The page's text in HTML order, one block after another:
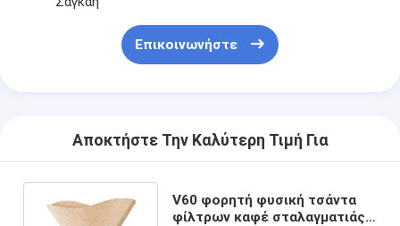
Επικοινωνήστε
Αποκτήστε Την Καλύτερη Τιμή Για
V60 φορητή φυσική τσάντα
φίλτρων καφέ σταλαγματιάς